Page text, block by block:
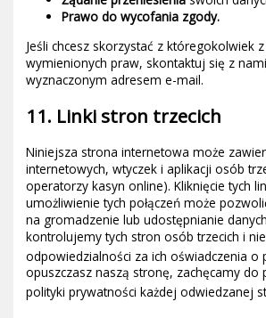
Prawo do wycofania zgody.
Jeśli chcesz skorzystać z któregokolwiek
wymienionych praw, skontaktuj się z
wyznaczonym adresem e-mail.
11. Linki stron trzecich
Niniejsza strona internetowa może
internetowych, wtyczek i aplikacji osób
operatorzy kasyn online). Kliknięcie tych
umożliwienie tych połączeń może
na gromadzenie lub udostępnianie
kontrolujemy tych stron osób trzecich i
odpowiedzialności za ich oświadczenia o
opuszczasz naszą stronę, zachęcamy do
polityki prywatności każdej odwiedzanej